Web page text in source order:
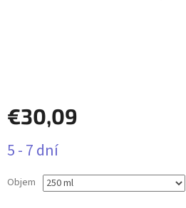
€30,09
cena:
5 - 7 dní
Objem